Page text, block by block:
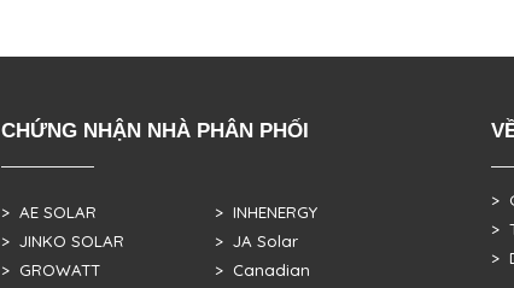
CHỨNG NHẬN NHÀ PHÂN PHỐI
> AE SOLAR
> JINKO SOLAR
> GROWATT
> INHENERGY
> JA Solar
> Canadian
>
>
>